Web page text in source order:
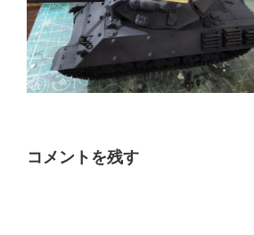
コメントを残す